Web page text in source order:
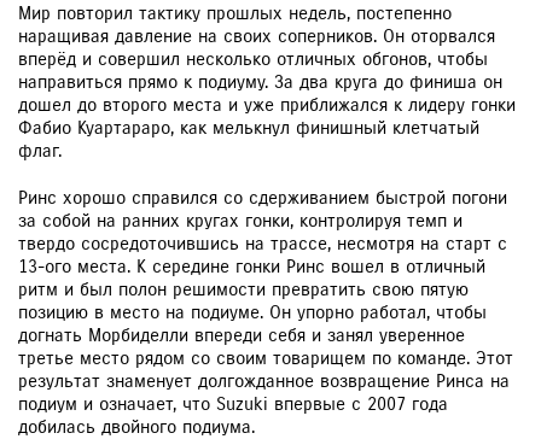
Мир повторил тактику прошлых недель, постепенно
наращивая давление на своих соперников. Он оторвался
вперёд и совершил несколько отличных обгонов, чтобы
направиться прямо к подиуму. За два круга до финиша он
дошел до второго места и уже приближался к лидеру гонки
Фабио Куартараро, как мелькнул финишный клетчатый
флаг.
Ринс хорошо справился со сдерживанием быстрой погони
за собой на ранних кругах гонки, контролируя темп и
твердо сосредоточившись на трассе, несмотря на старт с
13-ого места. К середине гонки Ринс вошел в отличный
ритм и был полон решимости превратить свою пятую
позицию в место на подиуме. Он упорно работал, чтобы
догнать Морбиделли впереди себя и занял уверенное
третье место рядом со своим товарищем по команде. Этот
результат знаменует долгожданное возвращение Ринса на
подиум и означает, что Suzuki впервые с 2007 года
добилась двойного подиума.